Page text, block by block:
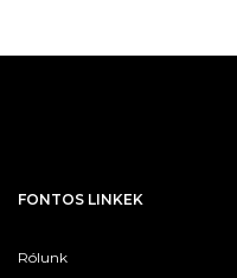
FONTOS LINKEK
Rólunk